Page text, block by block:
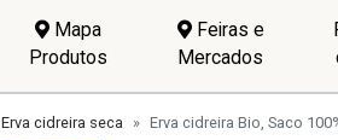
Mapa
Produtos
Feiras e
Mercados
Erva cidreira seca Erva cidreira Bio, Saco